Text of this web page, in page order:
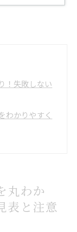
！失敗しない
わかりやすく
分解！ムダな
丸わか
表と注意